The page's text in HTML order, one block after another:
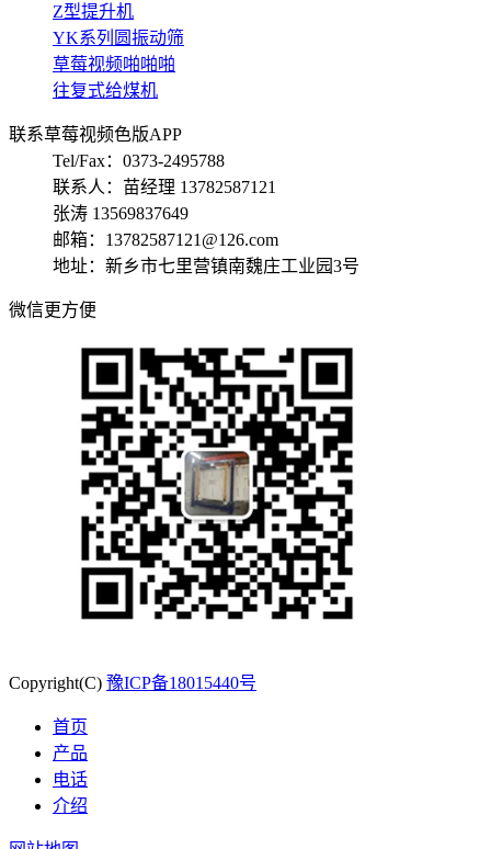
Z型提升机
YK系列圆振动筛
草莓视频啪啪啪
往复式给煤机
联系草莓视频色版APP
Tel/Fax：0373-2495788
联系人：苗经理 13782587121
张涛 13569837649
邮箱：13782587121@126.com
地址：新乡市七里营镇南魏庄工业园3号
微信更方便
Copyright(C) 豫ICP备18015440号
首页
产品
电话
介绍